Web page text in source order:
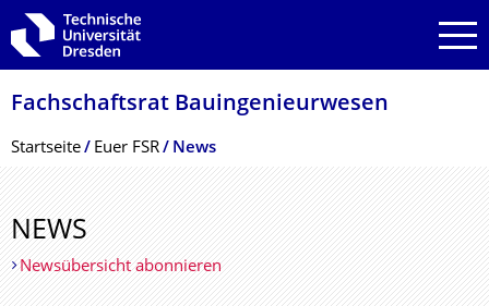
Zur Hauptnavigation springen
Zur Suche springen
Zum Inhalt springen
Fachschaftsrat Bauingenieurwesen
Breadcrumb-Menü
Startseite Euer FSR News
NEWS
Newsübersicht abonnieren